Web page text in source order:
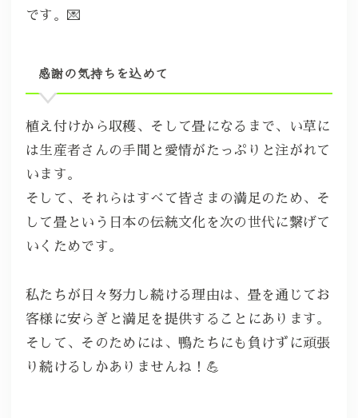
です。💌
感謝の気持ちを込めて
植え付けから収穫、そして畳になるまで、い草に
は生産者さんの手間と愛情がたっぷりと注がれて
います。
そして、それらはすべて皆さまの満足のため、そ
して畳という日本の伝統文化を次の世代に繋げて
いくためです。
私たちが日々努力し続ける理由は、畳を通じてお
客様に安らぎと満足を提供することにあります。
そして、そのためには、鴨たちにも負けずに頑張
り続けるしかありませんね！💪